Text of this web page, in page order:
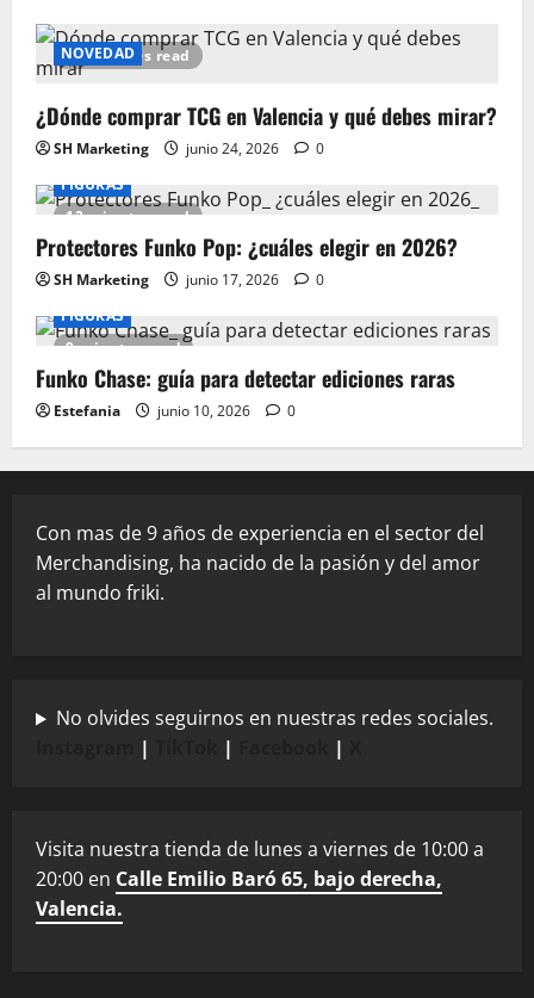
15 minutes read
NOVEDAD
¿Dónde comprar TCG en Valencia y qué debes mirar?
SH Marketing junio 24, 2026 0
12 minutes read
FIGURAS
Protectores Funko Pop: ¿cuáles elegir en 2026?
SH Marketing junio 17, 2026 0
9 minutes read
FIGURAS
Funko Chase: guía para detectar ediciones raras
Estefania junio 10, 2026 0
Con mas de 9 años de experiencia en el sector del
Merchandising, ha nacido de la pasión y del amor
al mundo friki.
No olvides seguirnos en nuestras redes sociales.
| | |
Visita nuestra tienda de lunes a viernes de 10:00 a
20:00 en Calle Emilio Baró 65, bajo derecha,
Valencia.